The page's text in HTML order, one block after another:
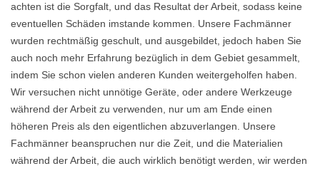
achten ist die Sorgfalt, und das Resultat der Arbeit, sodass keine
eventuellen Schäden imstande kommen. Unsere Fachmänner
wurden rechtmäßig geschult, und ausgebildet, jedoch haben Sie
auch noch mehr Erfahrung bezüglich in dem Gebiet gesammelt,
indem Sie schon vielen anderen Kunden weitergeholfen haben.
Wir versuchen nicht unnötige Geräte, oder andere Werkzeuge
während der Arbeit zu verwenden, nur um am Ende einen
höheren Preis als den eigentlichen abzuverlangen. Unsere
Fachmänner beanspruchen nur die Zeit, und die Materialien
während der Arbeit, die auch wirklich benötigt werden, wir werden